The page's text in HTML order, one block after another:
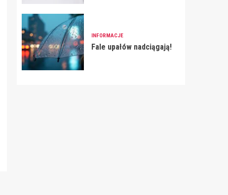
INFORMACJE
Fale upałów nadciągają!